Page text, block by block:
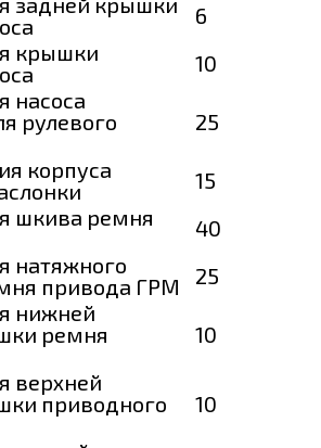
6
крышки
10
насоса
рулевого
25
корпуса
15
шкива ремня
40
натяжного
привода ГРМ
25
нижней
ремня
10
верхней
приводного
10